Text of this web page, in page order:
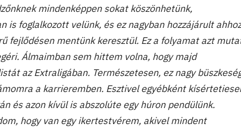
mindenképpen sokat köszönhetünk,
is foglalkozott velünk, és ez nagyban hozzájárult
fejlődésen mentünk keresztül. Ez a folyamat azt
Álmaimban sem hittem volna, hogy majd
az Extraligában. Természetesen, ez nagy
a karrieremben. Esztivel egyébként
és azon kívül is abszolúte egy húron pendülünk.
hogy van egy ikertestvérem, akivel mindent